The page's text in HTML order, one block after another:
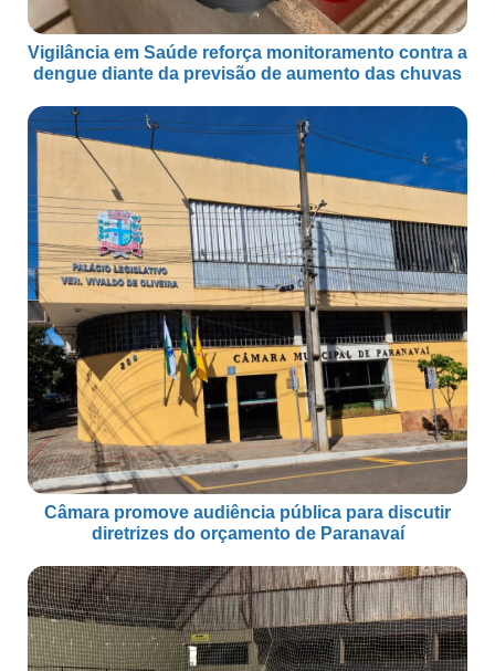
Vigilância em Saúde reforça monitoramento contra a
dengue diante da previsão de aumento das chuvas
Câmara promove audiência pública para discutir
diretrizes do orçamento de Paranavaí